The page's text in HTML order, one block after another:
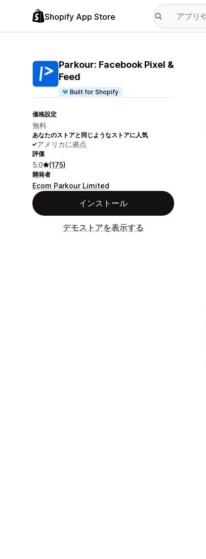
Shopify App Store
Parkour: Facebook Pixel &
Feed
Built for Shopify
価格設定
無料
あなたのストアと同じようなストアに人気
アメリカに拠点
評価
5.0 (175)
開発者
Ecom Parkour Limited
インストール
デモストアを表示する